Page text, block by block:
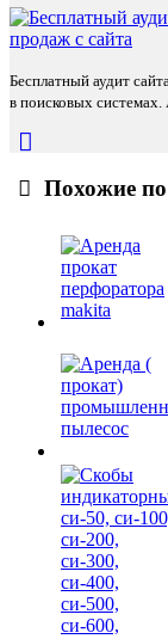
Бесплатный аудит
в поисковых
Похожие по